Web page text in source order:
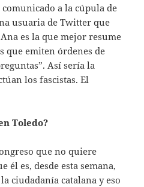
a la cúpula de
usuaria de Twitter que
es la que mejor resume
que emiten órdenes de
Así sería la
los fascistas. El
Toledo?
que no quiere
él es, desde esta semana,
ciudadanía catalana y eso